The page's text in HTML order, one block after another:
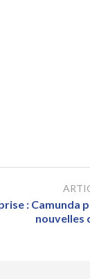
: Camunda
nouvelles